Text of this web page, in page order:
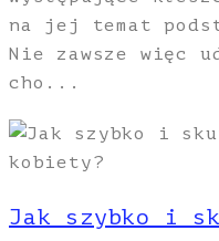
na jej temat
Nie zawsze więc
cho...
Jak szybko i